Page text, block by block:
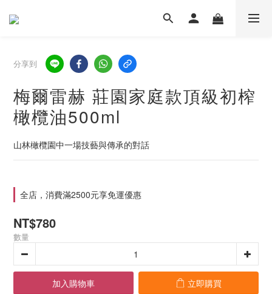
分享到
梅爾雷赫 莊園家庭款頂級初榨
橄欖油500ml
山林橄欖園中一場技藝與傳承的對話
全店，消費滿2500元享免運優惠
NT$780
數量
加入購物車 立即購買